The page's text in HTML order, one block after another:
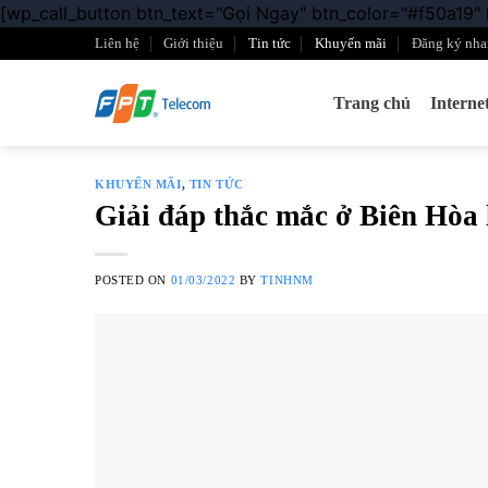
[wp_call_button btn_text="Gọi Ngay" btn_color="#f50a19"
Liên hệ Giới thiệu Tin tức Khuyến mãi Đăng ký
Trang chủ
KHUYẾN MÃI, TIN TỨC
Giải đáp thắc mắc ở Biên
POSTED ON 01/03/2022 BYTINHNM